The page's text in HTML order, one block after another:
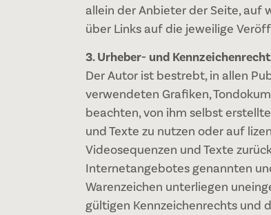
allein der Anbieter der Seite, auf
über Links auf die jeweilige
3. Urheber- und Kennzeichenrecht
Der Autor ist bestrebt, in allen
verwendeten Grafiken,
beachten, von ihm selbst
und Texte zu nutzen oder auf
Videosequenzen und Texte
Internetangebotes genannten
Warenzeichen unterliegen
gültigen Kennzeichenrechts und